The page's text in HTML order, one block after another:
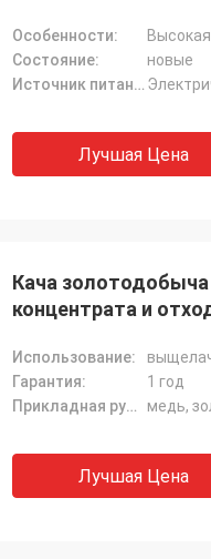
Особенности:
Состояние:
новые
Источник питания:
Лучшая Цена
Кача
концентрата и
Использование:
Гарантия:
1 год
Прикладная руда:
медь,
Лучшая Цена